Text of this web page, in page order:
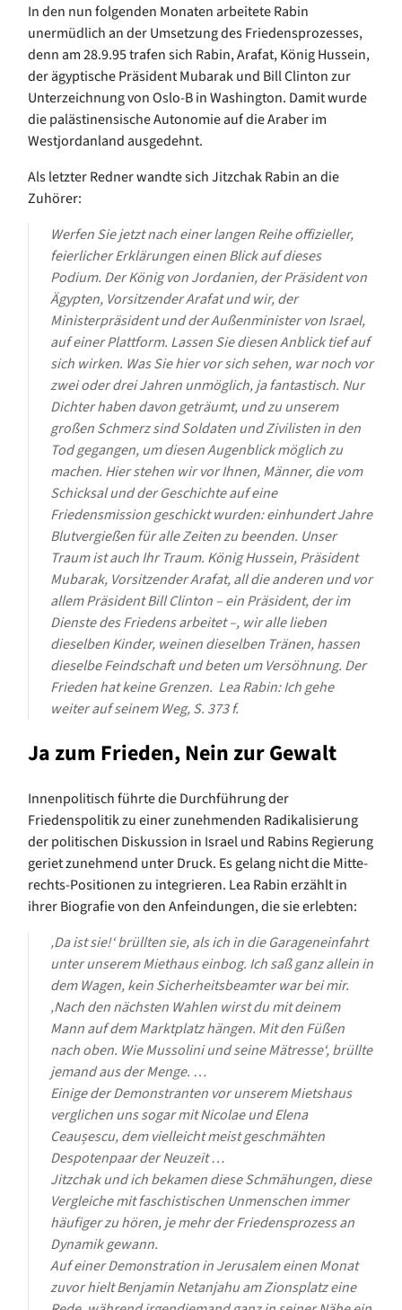
In den nun folgenden Monaten arbeitete Rabin
unermüdlich an der Umsetzung des Friedensprozesses,
denn am 28.9.95 trafen sich Rabin, Arafat, König Hussein,
der ägyptische Präsident Mubarak und Bill Clinton zur
Unterzeichnung von Oslo-B in Washington. Damit wurde
die palästinensische Autonomie auf die Araber im
Westjordanland ausgedehnt.
Als letzter Redner wandte sich Jitzchak Rabin an die
Zuhörer:
Werfen Sie jetzt nach einer langen Reihe offizieller,
feierlicher Erklärungen einen Blick auf dieses
Podium. Der König von Jordanien, der Präsident von
Ägypten, Vorsitzender Arafat und wir, der
Ministerpräsident und der Außenminister von Israel,
auf einer Plattform. Lassen Sie diesen Anblick tief auf
sich wirken. Was Sie hier vor sich sehen, war noch vor
zwei oder drei Jahren unmöglich, ja fantastisch. Nur
Dichter haben davon geträumt, und zu unserem
großen Schmerz sind Soldaten und Zivilisten in den
Tod gegangen, um diesen Augenblick möglich zu
machen. Hier stehen wir vor Ihnen, Männer, die vom
Schicksal und der Geschichte auf eine
Friedensmission geschickt wurden: einhundert Jahre
Blutvergießen für alle Zeiten zu beenden. Unser
Traum ist auch Ihr Traum. König Hussein, Präsident
Mubarak, Vorsitzender Arafat, all die anderen und vor
allem Präsident Bill Clinton – ein Präsident, der im
Dienste des Friedens arbeitet –, wir alle lieben
dieselben Kinder, weinen dieselben Tränen, hassen
dieselbe Feindschaft und beten um Versöhnung. Der
Frieden hat keine Grenzen. Lea Rabin: Ich gehe
weiter auf seinem Weg, S. 373 f.
Ja zum Frieden, Nein zur Gewalt
Innenpolitisch führte die Durchführung der
Friedenspolitik zu einer zunehmenden Radikalisierung
der politischen Diskussion in Israel und Rabins Regierung
geriet zunehmend unter Druck. Es gelang nicht die Mitte-
rechts-Positionen zu integrieren. Lea Rabin erzählt in
ihrer Biografie von den Anfeindungen, die sie erlebten:
‚Da ist sie!‘ brüllten sie, als ich in die Garageneinfahrt
unter unserem Miethaus einbog. Ich saß ganz allein in
dem Wagen, kein Sicherheitsbeamter war bei mir.
‚Nach den nächsten Wahlen wirst du mit deinem
Mann auf dem Marktplatz hängen. Mit den Füßen
nach oben. Wie Mussolini und seine Mätresse‘, brüllte
jemand aus der Menge. …
Einige der Demonstranten vor unserem Mietshaus
verglichen uns sogar mit Nicolae und Elena
Ceaușescu, dem vielleicht meist geschmähten
Despotenpaar der Neuzeit …
Jitzchak und ich bekamen diese Schmähungen, diese
Vergleiche mit faschistischen Unmenschen immer
häufiger zu hören, je mehr der Friedensprozess an
Dynamik gewann.
Auf einer Demonstration in Jerusalem einen Monat
zuvor hielt Benjamin Netanjahu am Zionsplatz eine